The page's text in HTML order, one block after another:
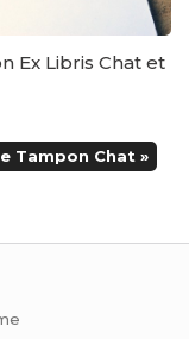
Ex Libris Chat et
Tampon Chat »